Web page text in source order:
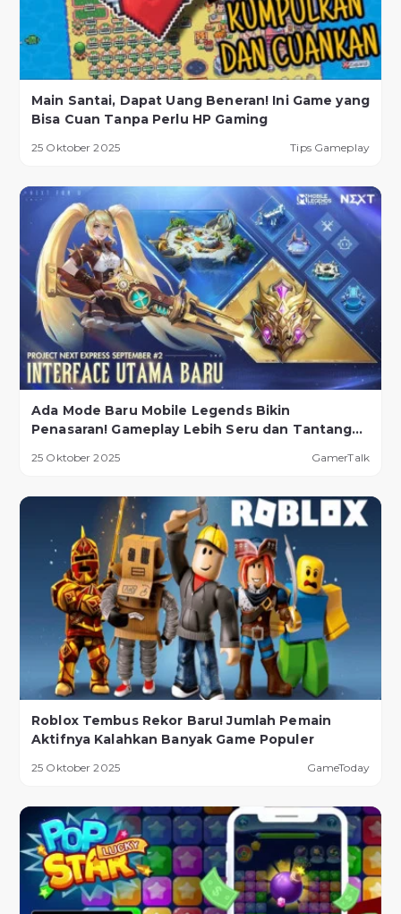
Main Santai, Dapat Uang Beneran! Ini Game yang
Bisa Cuan Tanpa Perlu HP Gaming
25 Oktober 2025 Tips Gameplay
Ada Mode Baru Mobile Legends Bikin
Penasaran! Gameplay Lebih Seru dan Tantangan
25 Oktober 2025 GamerTalk
Roblox Tembus Rekor Baru! Jumlah Pemain
Aktifnya Kalahkan Banyak Game Populer
25 Oktober 2025 GameToday